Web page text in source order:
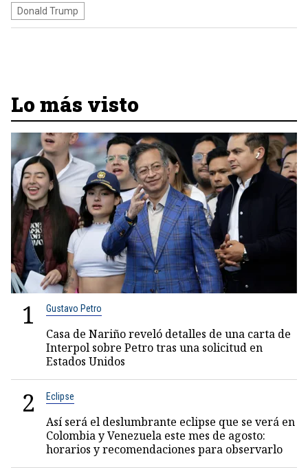
Donald Trump
Lo más visto
1 Gustavo Petro
Casa de Nariño reveló detalles de una carta de
Interpol sobre Petro tras una solicitud en
Estados Unidos
2 Eclipse
Así será el deslumbrante eclipse que se verá en
Colombia y Venezuela este mes de agosto:
horarios y recomendaciones para observarlo